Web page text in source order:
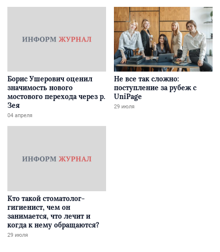
Борис Ушерович оценил
значимость нового
мостового перехода через р.
Зея
04 апреля
Не все так сложно:
поступление за рубеж с
UniPage
29 июля
Кто такой стоматолог-
гигиенист, чем он
занимается, что лечит и
когда к нему обращаются?
29 июля